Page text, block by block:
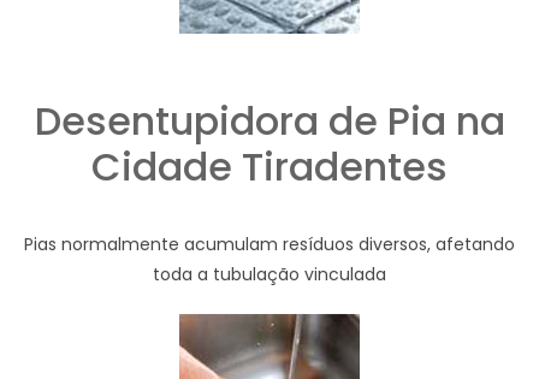
Desentupidora de Pia na
Cidade Tiradentes
Pias normalmente acumulam resíduos diversos, afetando
toda a tubulação vinculada